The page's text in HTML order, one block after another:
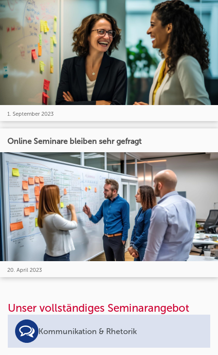
1. September 2023
Online Seminare bleiben sehr gefragt
20. April 2023
Unser vollständiges Seminarangebot
Kommunikation & Rhetorik